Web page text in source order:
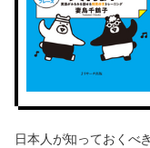
日本人が知っておくべ